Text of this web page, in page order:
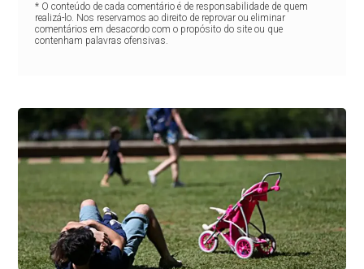
* O conteúdo de cada comentário é de responsabilidade de quem
realizá-lo. Nos reservamos ao direito de reprovar ou eliminar
comentários em desacordo com o propósito do site ou que
contenham palavras ofensivas.